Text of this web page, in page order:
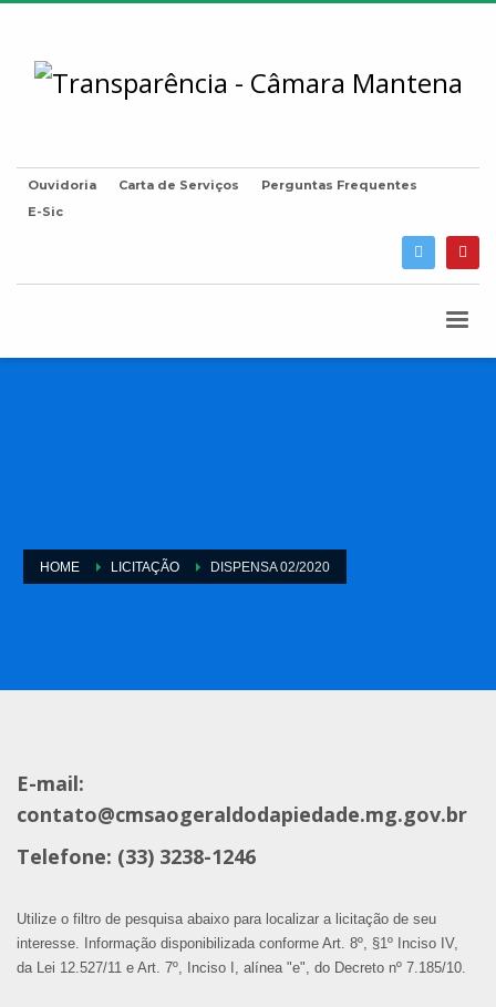
Ouvidoria Carta de Serviços
Perguntas Frequentes
E-Sic
HOME LICITAÇÃO DISPENSA 02/2020
E-mail:
contato@cmsaogeraldodapiedade.mg.gov.br
Telefone: (33) 3238-1246
Utilize o filtro de pesquisa abaixo para localizar a licitação de seu
interesse. Informação disponibilizada conforme Art. 8º, §1º Inciso IV,
da Lei 12.527/11 e Art. 7º, Inciso I, alínea "e", do Decreto nº 7.185/10.